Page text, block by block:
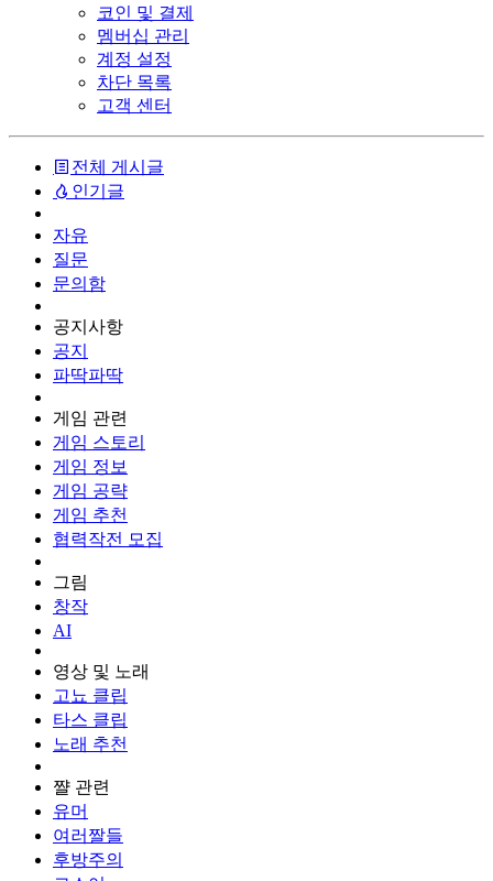
코인 및 결제
멤버십 관리
계정 설정
차단 목록
고객 센터
전체 게시글
인기글
자유
질문
문의함
공지사항
공지
파딱파딱
게임 관련
게임 스토리
게임 정보
게임 공략
게임 추천
협력작전 모집
그림
창작
AI
영상 및 노래
고뇨 클립
타스 클립
노래 추천
쨜 관련
유머
여러짤들
후방주의